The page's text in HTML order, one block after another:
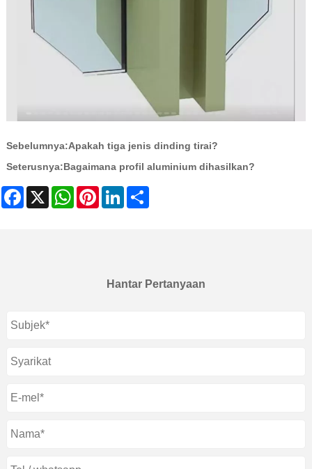
Sebelumnya:Apakah tiga jenis dinding tirai?
Seterusnya:Bagaimana profil aluminium dihasilkan?
Facebook
X WhatsAppPinterestLinkedIn
Hantar Pertanyaan